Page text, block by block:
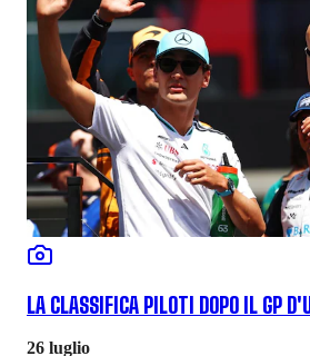
LA CLASSIFICA PILOTI DOPO IL GP
26 luglio